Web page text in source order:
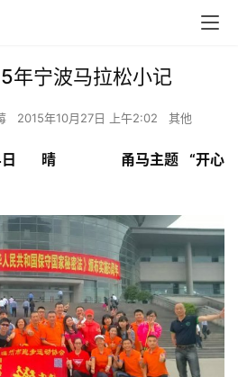
宁波马拉松小记
2015年10月27日 上午2:02 其他
晴                  甬马主题   “开心